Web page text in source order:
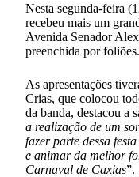
Nesta segunda-feira
recebeu mais um
Avenida Senador
preenchida por foliões.
As apresentações
Crias, que colocou
da banda, destacou a
a realização de um
fazer parte dessa
e animar da melhor
Carnaval de Caxias”.